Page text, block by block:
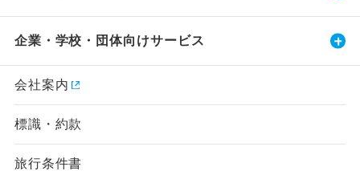
企業・学校・団体向けサービス
会社案内
標識・約款
旅行条件書